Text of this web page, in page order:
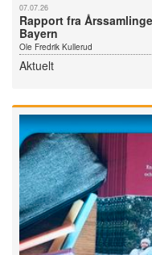
07.07.26
Rapport fra
Bayern
Ole Fredrik Kullerud
Aktuelt